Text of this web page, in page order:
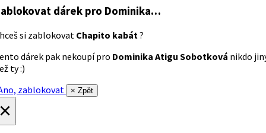
dárek pro Dominika…
si zablokovat Chapito kabát ?
dárek pak nekoupí pro Dominika Atigu Sobotková nikdo
ty :)
zablokovat
× Zpět